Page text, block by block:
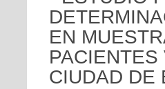
EN
CIUDAD DE